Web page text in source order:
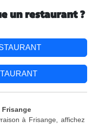
un restaurant ?
Frisange
à Frisange, affichez